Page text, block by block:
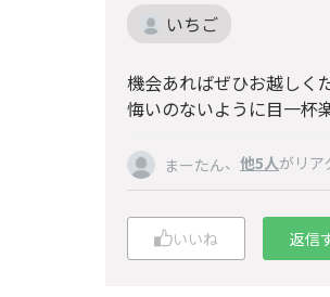
いちご
機会あればぜひお越しく
悔いのないように目一杯
まーたん、 他5人がリア
いいね 返信